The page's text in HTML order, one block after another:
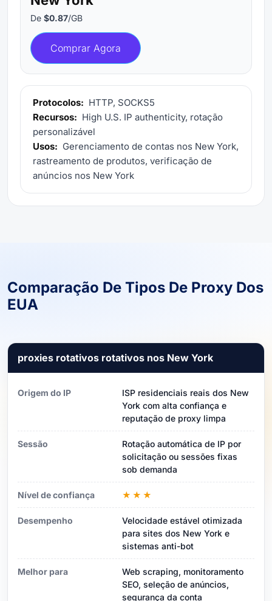
De $0.87/GB
Comprar Agora
Protocolos: HTTP, SOCKS5
Recursos: High U.S. IP authenticity, rotação
personalizável
Usos: Gerenciamento de contas nos New York,
rastreamento de produtos, verificação de
anúncios nos New York
Comparação De Tipos De Proxy Dos
EUA
proxies rotativos rotativos nos New York
Origem do IP
ISP residenciais reais dos New
York com alta confiança e
reputação de proxy limpa
Sessão
Rotação automática de IP por
solicitação ou sessões fixas
sob demanda
Nível de confiança ★★★
Desempenho
Velocidade estável otimizada
para sites dos New York e
sistemas anti-bot
Melhor para
Web scraping, monitoramento
SEO, seleção de anúncios,
segurança da conta